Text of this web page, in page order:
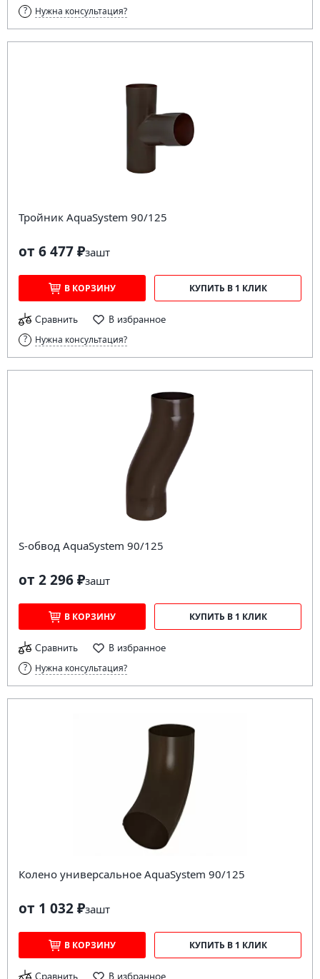
Нужна консультация?
Тройник AquaSystem 90/125
от 6 477 ₽зашт
В КОРЗИНУ КУПИТЬ В 1 КЛИК
Сравнить В избранное
Нужна консультация?
S-обвод AquaSystem 90/125
от 2 296 ₽зашт
В КОРЗИНУ КУПИТЬ В 1 КЛИК
Сравнить В избранное
Нужна консультация?
Колено универсальное AquaSystem 90/125
от 1 032 ₽зашт
В КОРЗИНУ КУПИТЬ В 1 КЛИК
Сравнить В избранное